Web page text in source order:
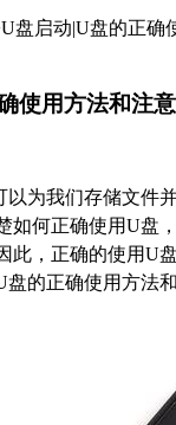
U盘启动|U盘的正确
使用方法和注
为我们存储文件
如何正确使用U盘
此，正确的使用U
的正确使用方法和